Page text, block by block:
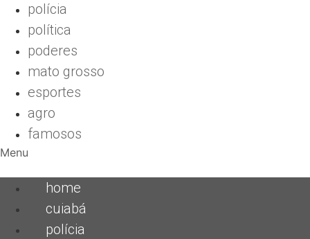
polícia
política
poderes
mato grosso
esportes
agro
famosos
Menu
home
cuiabá
polícia